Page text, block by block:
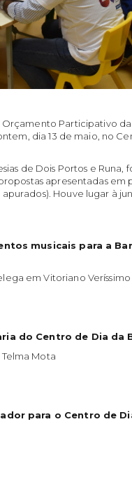
Participativo
dia 13 de maio, no
de Dois Portos e Runa ,
apresentadas
Houve lugar à
musicais para a
em Vitoriano Veríssimo
do Centro de Dia da
Mota
para o Centro de